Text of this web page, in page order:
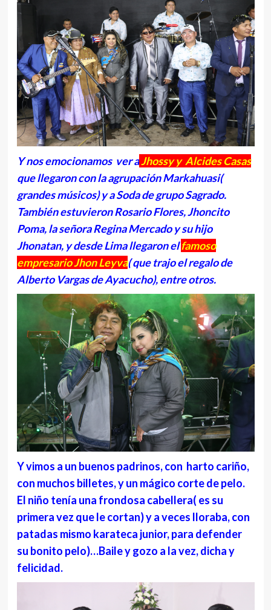
Y nos emocionamos ver aJhossy y Alcides Casas
que llegaron con la agrupación Markahuasi(
grandes músicos) y a Soda de grupo Sagrado.
También estuvieron Rosario Flores, Jhoncito
Poma, la señora Regina Mercado y su hijo
Jhonatan, y desde Lima llegaron elfamoso
empresario Jhon Leyva( que trajo el regalo de
Alberto Vargas de Ayacucho), entre otros.
Y vimos a un buenos padrinos, con harto cariño,
con muchos billetes, y un mágico corte de pelo.
El niño tenía una frondosa cabellera( es su
primera vez que le cortan) y a veces lloraba, con
patadas mismo karateca junior, para defender
su bonito pelo)…Baile y gozo a la vez, dicha y
felicidad.